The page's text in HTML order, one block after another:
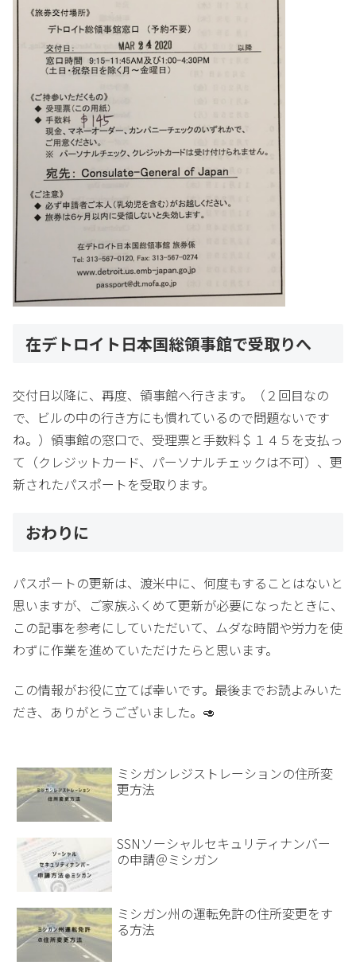
在デトロイト日本国総領事館で受取りへ
交付日以降に、再度、領事館へ行きます。（２回目なの
で、ビルの中の行き方にも慣れているので問題ないです
ね。）領事館の窓口で、受理票と手数料＄１４５を支払っ
て（クレジットカード、パーソナルチェックは不可）、更
新されたパスポートを受取ります。
おわりに
パスポートの更新は、渡米中に、何度もすることはないと
思いますが、ご家族ふくめて更新が必要になったときに、
この記事を参考にしていただいて、ムダな時間や労力を使
わずに作業を進めていただけたらと思います。
この情報がお役に立てば幸いです。最後までお読よみいた
だき、ありがとうございました。🥑
ミシガンレジストレーションの住所変
更方法
SSNソーシャルセキュリティナンバー
の申請＠ミシガン
ミシガン州の運転免許の住所変更をす
る方法